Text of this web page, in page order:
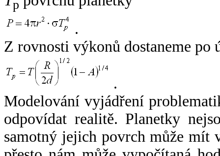
p
.
Z rovnosti výkonů dostaneme po
.
Modelování vyjádření
odpovídat realitě. Planetky
samotný jejich povrch může mít